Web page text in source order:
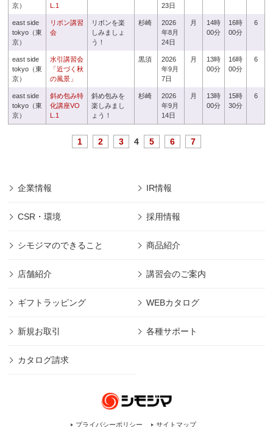
京）
L.1
23日
east side
tokyo（東
京）
リボン講習
会
リボンを楽
しみましょ
う！
杉崎
2026
年8月
24日
月
14時
00分
16時
00分
6
east side
tokyo（東
京）
水引講習会
「近づく秋
の風景」
黒須
2026
年9月
7日
月
13時
00分
16時
00分
6
east side
tokyo（東
京）
斜め包み特
化講座VO
L.1
斜め包みを
楽しみまし
ょう！
杉崎
2026
年9月
14日
月
13時
00分
15時
30分
6
1 2 3 4 5 6 7
企業情報 IR情報
CSR・環境 採用情報
シモジマのできること 商品紹介
店舗紹介 講習会のご案内
ギフトラッピング WEBカタログ
新規お取引 各種サポート
カタログ請求
プライバシーポリシー サイトマップ